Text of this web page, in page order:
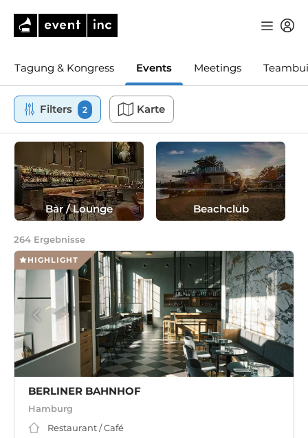
Tagung & Kongress Events Meetings
Filters 2 Karte
Bar / Lounge Beachclub
264 Ergebnisse
HIGHLIGHT
BERLINER BAHNHOF
Hamburg
Restaurant / Café